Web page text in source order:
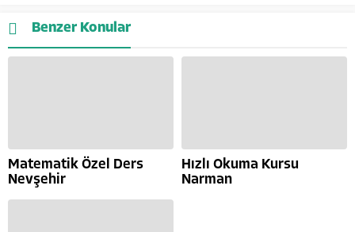
Benzer Konular
Matematik Özel Ders
Nevşehir
Hızlı Okuma Kursu
Narman